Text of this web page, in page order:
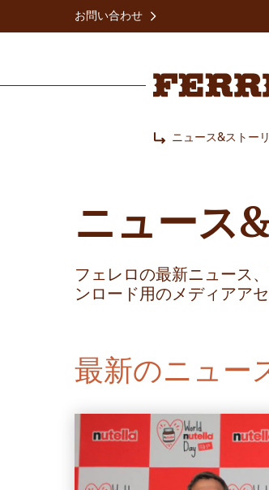
お問い合わせ
ニュース&ストー
ニュース
フェレロの最新ニュース
ンロード用のメディアア
最新のニュー